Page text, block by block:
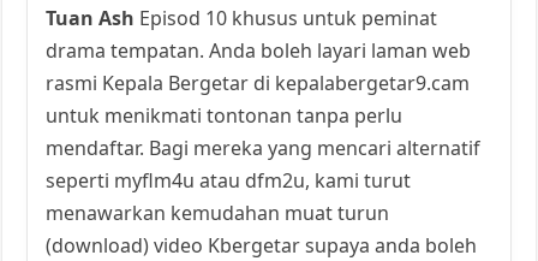
Tuan Ash Episod 10 khusus untuk peminat
drama tempatan. Anda boleh layari laman web
rasmi Kepala Bergetar di kepalabergetar9.cam
untuk menikmati tontonan tanpa perlu
mendaftar. Bagi mereka yang mencari alternatif
seperti myflm4u atau dfm2u, kami turut
menawarkan kemudahan muat turun
(download) video Kbergetar supaya anda boleh